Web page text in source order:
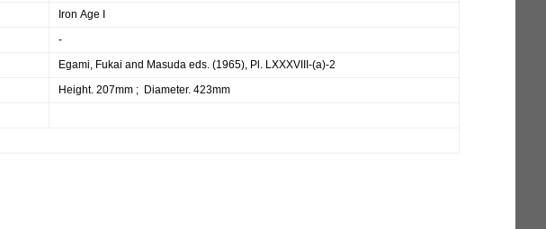
Iron Age I
-
Egami, Fukai and Masuda eds. (1965), Pl. LXXXVIII-(a)-2
Height. 207mm ; Diameter. 423mm